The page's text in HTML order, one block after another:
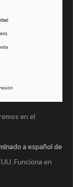
en el
a español de
Funciona en